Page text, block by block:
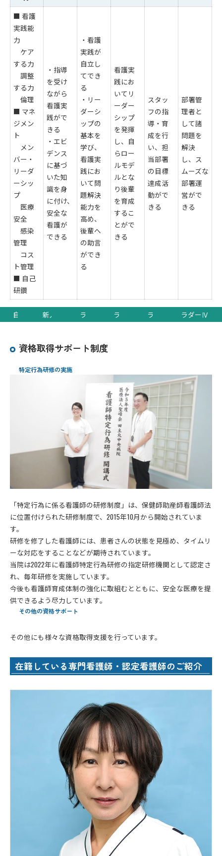
■ 看護
実践能
力
ケア
する力
調整
する力
倫理
■ マネ
ジメン
ト
メン
バー・
リーダ
ーシッ
プ
医療
安全
感染
管理
コス
ト管理
■ 自己
研鑽
・指導
を受け
ながら
看護実
践がで
きる
・エビ
デンス
に基づ
いた知
識を身
に付け、
安全な
看護が
できる
・看護
実践が
自立し
てでき
る
・リー
ダーシ
ップの
基本を
学び、
看護実
践にお
いて問
題解決
能力を
高め、
後輩へ
の助言
ができ
る
看護実
践にお
いてリ
ーダー
シップ
を発揮
し、自
らロー
ルモデ
ルとな
り後輩
を育成
するこ
とがで
きる
スタッ
フの指
導・育
成を行
い、担
当部署
の目標
達成活
動がで
きる
部署管
理者と
して諸
問題を
解決
し、ス
ムーズな
部署運
営がで
きる
自己研鑽 新人レベル ラダーⅠ ラダーⅡ ラダーⅢ ラダーⅣ
資格取得サポート制度
特定行為研修の実施
「特定行為に係る看護師の研修制度」は、保健師助産師看護師法
に位置付けられた研修制度で、2015年10月から開始されていま
す。
研修を修了した看護師には、患者さんの状態を見極め、タイムリ
ーな対応をすることなどが期待されています。
当院は2022年に看護師特定行為研修の指定研修機関として認定さ
れ、毎年研修を実施しています。
今後も看護師育成体制の強化に取組むとともに、安全な医療を提
供できるよう尽力しています。
その他の資格サポート
その他にも様々な資格取得支援を行っています。
在籍している専門看護師・認定看護師のご紹介